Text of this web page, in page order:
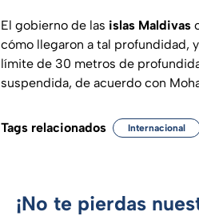
El gobierno de las islas Maldivas
cómo llegaron a tal profundidad,
límite de 30 metros de
suspendida, de acuerdo con
Tags relacionados Internacional
¡No te pierdas